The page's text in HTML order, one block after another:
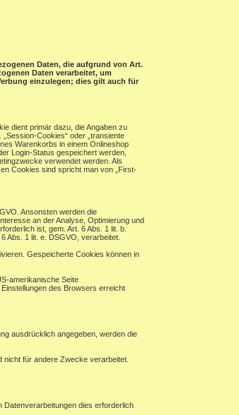
Daten, die aufgrund von Art.
Daten verarbeitet, um
einzulegen; dies gilt auch für
dient primär dazu, die Angaben zu
Cookies“ oder „transiente
Warenkorbs in einem Onlineshop
Login-Status gespeichert werden,
verwendet werden. Als
Cookies sind spricht man von „First-
Ansonsten werden die
an der Analyse, Optimierung und
ist, gem. Art. 6 Abs. 1 lit. b.
Abs. 1 lit. e. DSGVO, verarbeitet.
Gespeicherte Cookies können in
amerikanische Seite
des Browsers erreicht
ausdrücklich angegeben, werden die
für andere Zwecke verarbeitet.
Datenverarbeitungen dies erforderlich